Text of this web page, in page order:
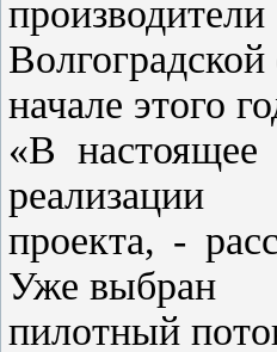
Волгоградской
начале этого
«В настоящее
реализации
проекта, -
Уже выбран
пилотный